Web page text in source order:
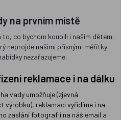
na prvním místě
to, co bychom koupili i našim dětem.
neprojde našimi přísnými měřítky
nezařazujeme.
reklamace i na dálku
vady umožňuje (zjevná
výrobku), reklamaci vyřídíme i na
zaslání fotografií na náš email a